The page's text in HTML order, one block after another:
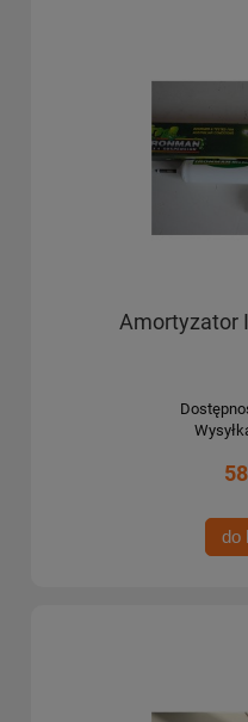
Amortyzator
do